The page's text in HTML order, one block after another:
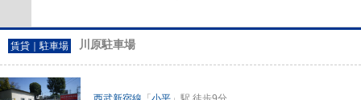
賃貸｜駐車場 川原駐車場